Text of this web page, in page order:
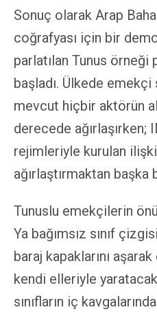
Sonuç olarak Arap
coğrafyası için bir
parlatılan Tunus örneği
başladı. Ülkede emekçi
mevcut hiçbir aktörün
derecede ağırlaşırken;
rejimleriyle kurulan
ağırlaştırmaktan başka
Tunuslu emekçilerin
Ya bağımsız sınıf
baraj kapaklarını
kendi elleriyle
sınıfların iç